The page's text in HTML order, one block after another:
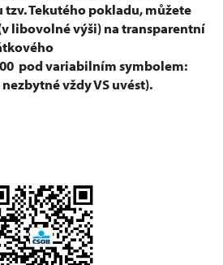
Tekutého pokladu, můžete
libovolné výši) na transparentní
pod variabilním symbolem:
vždy VS uvést).